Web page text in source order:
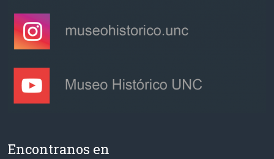
Encontranos en